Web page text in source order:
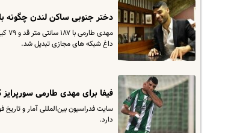
دختر جنوبی ساکن لندن چگونه
داغ شبکه های مجازی تبدیل شد.
فیفا برای مهدی طارمی سورپرایز
دارد.